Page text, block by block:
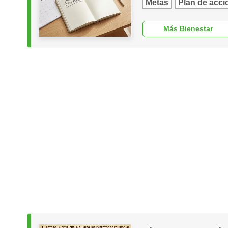
Metas Plan de
Más Bienestar